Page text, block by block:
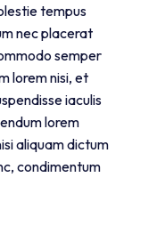
tempus
nec placerat
semper
lorem nisi, et
iaculis
lorem
aliquam dictum
condimentum